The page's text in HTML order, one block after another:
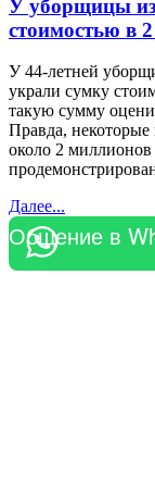
У уборщицы
стоимостью в
У 44-летней
украли сумку
такую сумму
Правда,
около 2
Далее...
Общение в